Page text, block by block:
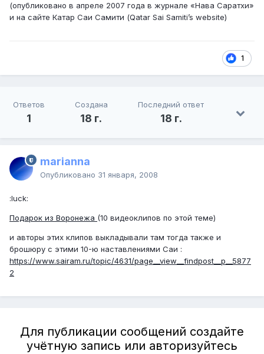
(опубликовано в апреле 2007 года в журнале «Нава Саратхи»
и на сайте Катар Саи Самити (Qatar Sai Samiti’s website)
1
Ответов
1
Создана
18 г.
Последний ответ
18 г.
marianna
Опубликовано 31 января, 2008
:luck:
Подарок из Воронежа (10 видеоклипов по этой теме)
и авторы этих клипов выкладывали там тогда также и
брошюру с этими 10-ю наставлениями Саи :
https://www.sairam.ru/topic/4631/page__view__findpost__p__5877
2
Для публикации сообщений создайте
учётную запись или авторизуйтесь